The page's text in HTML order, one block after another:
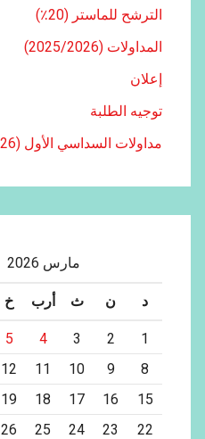
الترشح للماستر (20٪)
المداولات (2025/2026)
إعلان
توجيه الطلبة
مداولات السداسي الأول (2025/2026)
مارس 2026
د ن ث أرب خ
1
2
3
4
5
8
9
10
11
12
15
16
17
18
19
22
23
24
25
26